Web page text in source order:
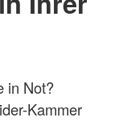
in Not?
Kammer